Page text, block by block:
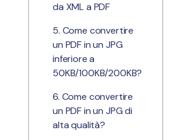
da XML a PDF
5. Come convertire
un PDF in un JPG
inferiore a
50KB/100KB/200KB?
6. Come convertire
un PDF in un JPG di
alta qualità?